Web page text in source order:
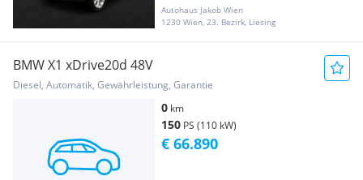
Autohaus Jakob Wien
1230 Wien, 23. Bezirk, Liesing
BMW X1 xDrive20d 48V
Diesel, Automatik, Gewährleistung, Garantie
0 km
150 PS (110 kW)
€ 66.890